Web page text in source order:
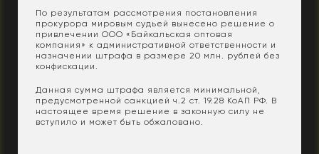
По результатам рассмотрения постановления
прокурора мировым судьей вынесено решение о
привлечении ООО «Байкальская оптовая
компания» к административной ответственности и
назначении штрафа в размере 20 млн. рублей без
конфискации.
Данная сумма штрафа является минимальной,
предусмотренной санкцией ч.2 ст. 19.28 КоАП РФ. В
настоящее время решение в законную силу не
вступило и может быть обжаловано.